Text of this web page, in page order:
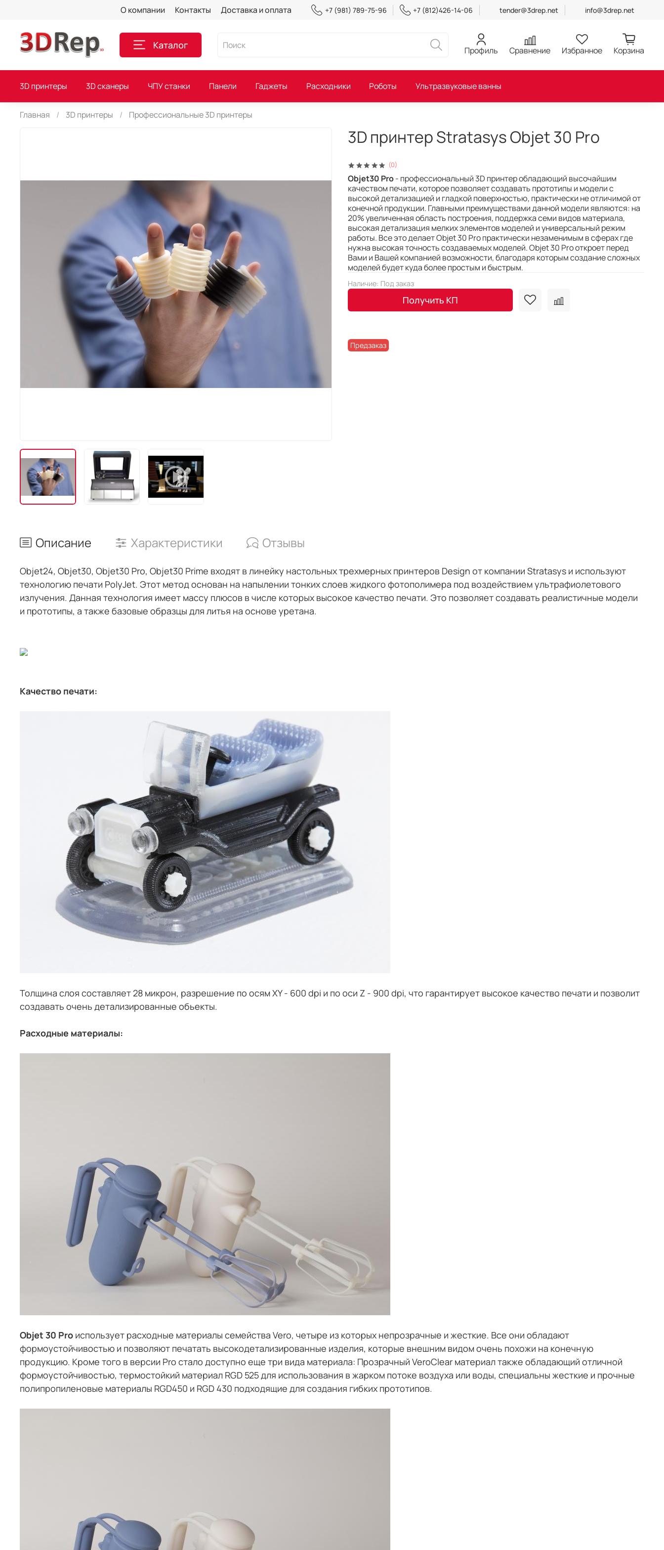
О компании Контакты Доставка и оплата +7 (981) 789-75-96 +7 (812)426-14-06 tender@3drep.net info@3drep.net
Каталог Профиль Сравнение Избранное Корзина
3D принтеры 3D сканеры ЧПУ станки Панели Гаджеты Расходники Роботы Ультразвуковые ванны
Главная 3D принтеры Профессиональные 3D принтеры
(0)
Наличие: Под заказ
Предзаказ
3D принтер Stratasys Objet 30 Pro
Получить КП
Objet30 Pro- профессиональный 3D принтер обладающий высочайшим
качеством печати, которое позволяет создавать прототипы и модели с
высокой детализацией и гладкой поверхностью, практически не отличимой от
конечной продукции. Главными преимуществами данной модели являются: на
20% увеличенная область построения, поддержка семи видов материала,
высокая детализация мелких элементов моделей и универсальный режим
работы. Все это делает Objet 30 Pro практически незаменимым в сферах где
нужна высокая точность создаваемых моделей. Objet 30 Pro откроет перед
Вами и Вашей компанией возможности, благодаря которым создание сложных
моделей будет куда более простым и быстрым.
Описание Характеристики Отзывы
Objet24, Objet30, Objet30 Pro, Objet30 Prime входят в линейку настольных трехмерных принтеров Design от компании Stratasys и используют
технологию печати PolyJet. Этот метод основан на напылении тонких слоев жидкого фотополимера под воздействием ультрафиолетового
излучения. Данная технология имеет массу плюсов в числе которых высокое качество печати. Это позволяет создавать реалистичные модели
и прототипы, а также базовые образцы для литья на основе уретана.
Качество печати:
Толщина слоя составляет 28 микрон, разрешение по осям XY - 600 dpi и по оси Z - 900 dpi, что гарантирует высокое качество печати и позволит
создавать очень детализированные обьекты.
Расходные материалы:
Objet 30 Pro использует расходные материалы семейства Vero, четыре из которых непрозрачные и жесткие. Все они обладают
формоустойчивостью и позволяют печатать высокодетализированные изделия, которые внешним видом очень похожи на конечную
продукцию. Кроме того в версии Pro стало доступно еще три вида материала: Прозрачный VeroClear материал также обладающий отличной
формоустойчивостью, термостойкий материал RGD 525 для использования в жарком потоке воздуха или воды, специальны жесткие и прочные
полипропиленовые материалы RGD450 и RGD 430 подходящие для создания гибких прототипов.